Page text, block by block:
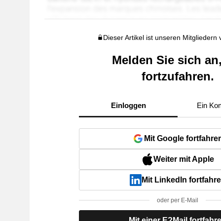
Dieser Artikel ist unseren Mitgliedern
Melden Sie sich
fortzufahren.
Einloggen Ein
Mit Google
Weiter mit Apple
Mit LinkedIn
oder per E-Mail